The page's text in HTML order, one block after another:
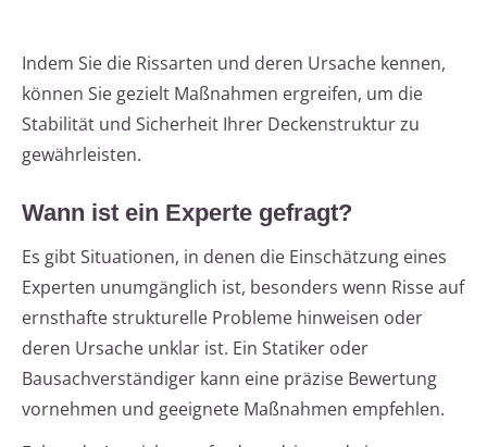
Indem Sie die Rissarten und deren Ursache kennen,
können Sie gezielt Maßnahmen ergreifen, um die
Stabilität und Sicherheit Ihrer Deckenstruktur zu
gewährleisten.
Wann ist ein Experte gefragt?
Es gibt Situationen, in denen die Einschätzung eines
Experten unumgänglich ist, besonders wenn Risse auf
ernsthafte strukturelle Probleme hinweisen oder
deren Ursache unklar ist. Ein Statiker oder
Bausachverständiger kann eine präzise Bewertung
vornehmen und geeignete Maßnahmen empfehlen.